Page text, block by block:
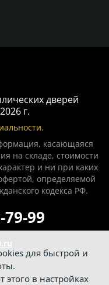
дверей
г.
касающаяся
на складе, стоимости
и ни при каких
определяемой
кодекса РФ.
79-99
для быстрой и
этого в настройках